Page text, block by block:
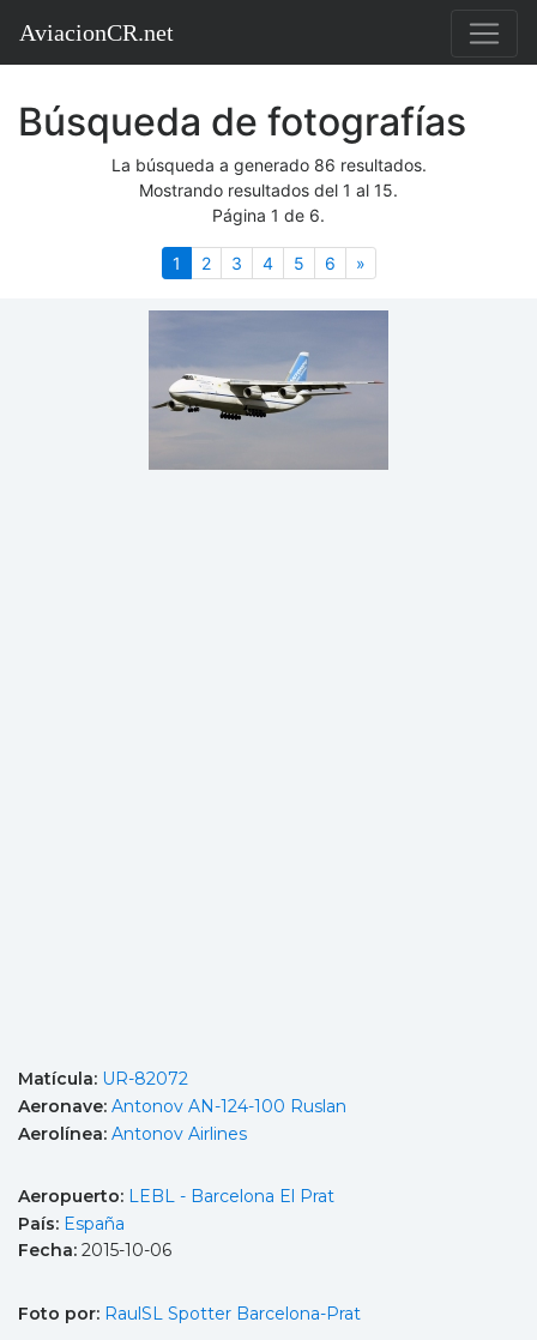
AviacionCR.net
Búsqueda de fotografías
La búsqueda a generado 86 resultados.
Mostrando resultados del 1 al 15.
Página 1 de 6.
1 (actual)
2 3 4 5 6 »Siguiente
Matícula: UR-82072
Aeronave: Antonov AN-124-100 Ruslan
Aerolínea: Antonov Airlines
Aeropuerto: LEBL - Barcelona El Prat
País: España
Fecha: 2015-10-06
Foto por: RaulSL Spotter Barcelona-Prat